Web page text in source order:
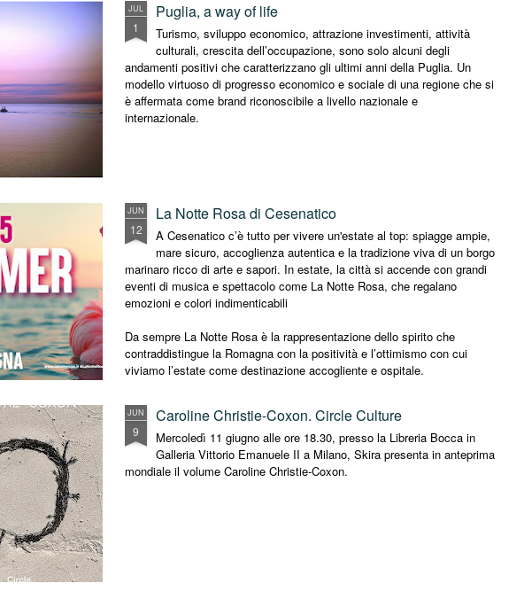
JUL
1
Puglia, a way of life
Turismo, sviluppo economico, attrazione investimenti, attività
culturali, crescita dell’occupazione, sono solo alcuni degli
andamenti positivi che caratterizzano gli ultimi anni della Puglia. Un
modello virtuoso di progresso economico e sociale di una regione che si
è affermata come brand riconoscibile a livello nazionale e
internazionale.
JUN
12
La Notte Rosa di Cesenatico
A Cesenatico c’è tutto per vivere un'estate al top: spiagge ampie,
mare sicuro, accoglienza autentica e la tradizione viva di un borgo
marinaro ricco di arte e sapori. In estate, la città si accende con grandi
eventi di musica e spettacolo come La Notte Rosa, che regalano
emozioni e colori indimenticabili
Da sempre La Notte Rosa è la rappresentazione dello spirito che
contraddistingue la Romagna con la positività e l’ottimismo con cui
viviamo l’estate come destinazione accogliente e ospitale.
JUN
9
Caroline Christie-Coxon. Circle Culture
Mercoledì 11 giugno alle ore 18.30, presso la Libreria Bocca in
Galleria Vittorio Emanuele II a Milano, Skira presenta in anteprima
mondiale il volume Caroline Christie-Coxon.